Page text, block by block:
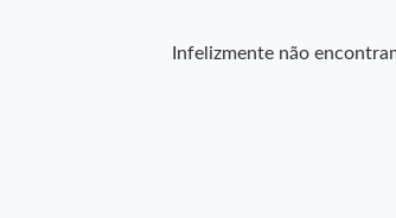
Infelizmente não